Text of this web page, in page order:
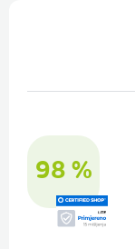
98 %